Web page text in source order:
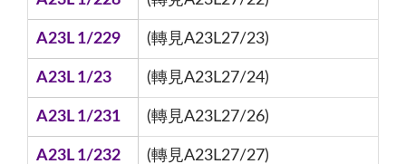
A23L 1/229 (轉見A23L27/23)
A23L 1/23 (轉見A23L27/24)
A23L 1/231 (轉見A23L27/26)
A23L 1/232 (轉見A23L27/27)